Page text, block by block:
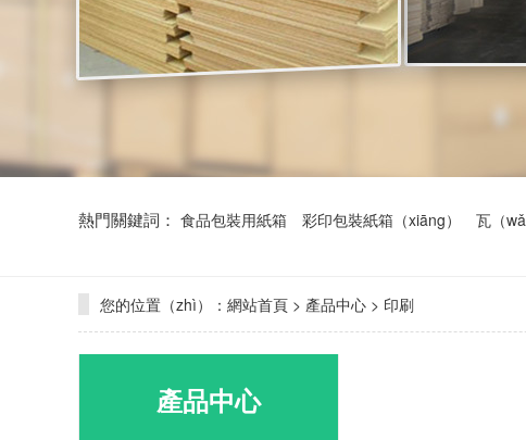
熱門關鍵詞： 食品包裝用紙箱 彩印包裝紙箱（xiāng） 瓦（
您的位置（zhì）： 網站首頁 > 產品中心 > 印刷
產品中心